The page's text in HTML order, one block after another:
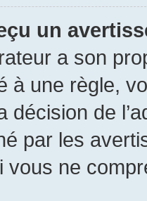
un
a son
à une règle,
décision de
par les
vous ne